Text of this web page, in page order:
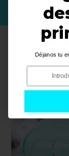
Déjanos tu
i